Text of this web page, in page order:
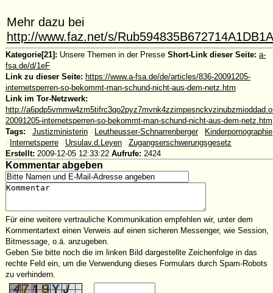
Mehr dazu bei
http://www.faz.net/s/
Kategorie[21]: Unsere Themen in der Presse Short-Link dieser Seite: a-
fsa.de/d/1eF
Link zu dieser Seite: https://www.a-fsa.de/de/articles/836-20091205-
internetsperren-so-bekommt-man-schund-nicht-aus-dem-netz.htm
Link im Tor-Netzwerk:
http://
20091205-internetsperren-so-bekommt-man-schund-nicht-aus-dem-netz.htm
Tags:
Justizministerin Leutheusser-Schnarrenberger
Kinderpornographie
Internetsperre Ursulav.d.Leyen
Zugangserschwerungsgesetz
Erstellt: 2009-12-05 12:33:22 Aufrufe: 2424
Kommentar abgeben
Für eine weitere vertrauliche Kommunikation empfehlen wir, unter dem
Kommentartext einen Verweis auf einen sicheren Messenger, wie Session,
Bitmessage, o.ä. anzugeben.
Geben Sie bitte noch die im linken Bild dargestellte Zeichenfolge in das
rechte Feld ein, um die Verwendung dieses Formulars durch Spam-Robots
zu verhindern.